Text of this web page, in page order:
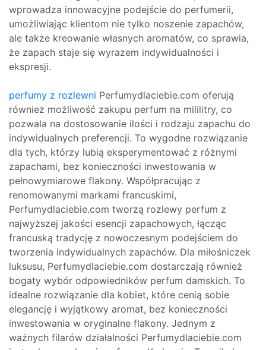
wprowadza innowacyjne podejście do perfumerii,
umożliwiając klientom nie tylko noszenie zapachów,
ale także kreowanie własnych aromatów, co sprawia,
że zapach staje się wyrazem indywidualności i
ekspresji.
perfumy z rozlewni Perfumydlaciebie.com oferują
również możliwość zakupu perfum na mililitry, co
pozwala na dostosowanie ilości i rodzaju zapachu do
indywidualnych preferencji. To wygodne rozwiązanie
dla tych, którzy lubią eksperymentować z różnymi
zapachami, bez konieczności inwestowania w
pełnowymiarowe flakony. Współpracując z
renomowanymi markami francuskimi,
Perfumydlaciebie.com tworzą rozlewy perfum z
najwyższej jakości esencji zapachowych, łącząc
francuską tradycję z nowoczesnym podejściem do
tworzenia indywidualnych zapachów. Dla miłośniczek
luksusu, Perfumydlaciebie.com dostarczają również
bogaty wybór odpowiedników perfum damskich. To
idealne rozwiązanie dla kobiet, które cenią sobie
elegancję i wyjątkowy aromat, bez konieczności
inwestowania w oryginalne flakony. Jednym z
ważnych filarów działalności Perfumydlaciebie.com